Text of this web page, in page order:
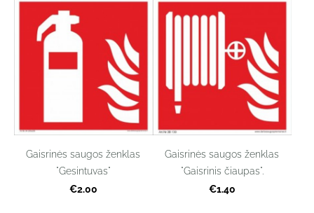
Gaisrinės saugos ženklas
"Gesintuvas"
€2.00
Gaisrinės saugos ženklas
"Gaisrinis čiaupas".
€1.40